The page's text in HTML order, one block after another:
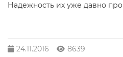
Надежность их уже давно
24.11.2016 8639